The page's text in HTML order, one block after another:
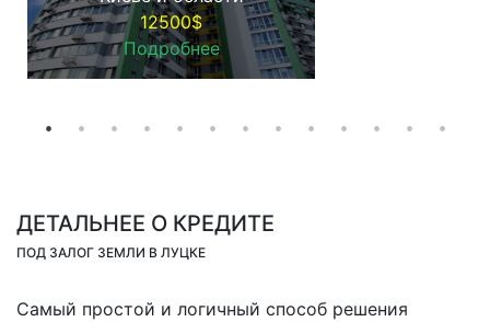
12500$
Подробнее
ДЕТАЛЬНЕЕ О КРЕДИТЕ
ПОД ЗАЛОГ ЗЕМЛИ В ЛУЦКЕ
Самый простой и логичный способ решения